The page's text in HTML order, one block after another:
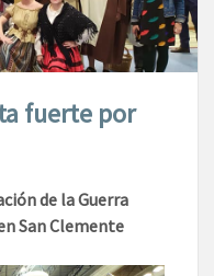
fuerte por
de la Guerra
San Clemente